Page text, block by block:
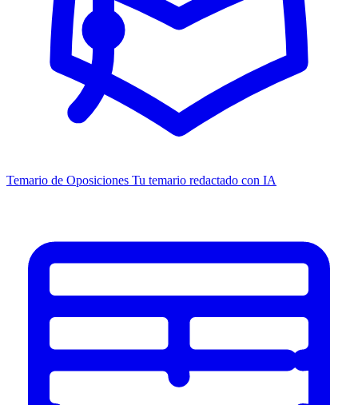
Temario de Oposiciones Tu temario redactado con IA